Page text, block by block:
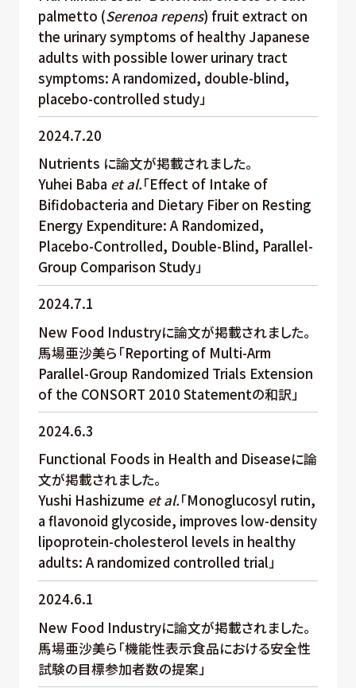
palmetto (Serenoa repens) fruit extract on
the urinary symptoms of healthy Japanese
adults with possible lower urinary tract
symptoms: A randomized, double-blind,
placebo-controlled study」
2024.7.20
Nutrients に論文が掲載されました。
Yuhei Baba et al.「Effect of Intake of
Bifidobacteria and Dietary Fiber on Resting
Energy Expenditure: A Randomized,
Placebo-Controlled, Double-Blind, Parallel-
Group Comparison Study」
2024.7.1
New Food Industryに論文が掲載されました。
馬場亜沙美ら「Reporting of Multi-Arm
Parallel-Group Randomized Trials Extension
of the CONSORT 2010 Statementの和訳」
2024.6.3
Functional Foods in Health and Diseaseに論
文が掲載されました。
Yushi Hashizume et al.「Monoglucosyl rutin,
a flavonoid glycoside, improves low-density
lipoprotein-cholesterol levels in healthy
adults: A randomized controlled trial」
2024.6.1
New Food Industryに論文が掲載されました。
馬場亜沙美ら「機能性表示食品における安全性
試験の目標参加者数の提案」